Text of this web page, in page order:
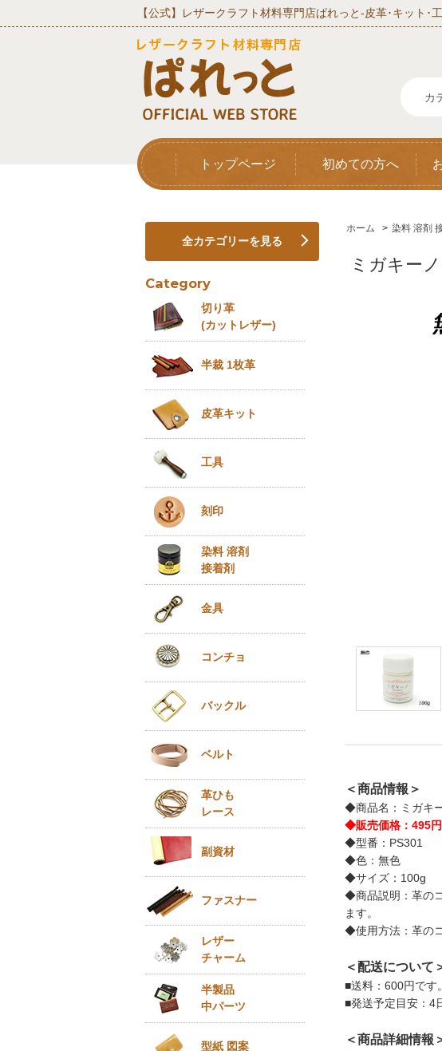
【公式】レザークラフト材料専門店ぱれっと‐皮革･キット･
トップページ 初めての方へ
ホーム > 染料 溶剤
ミガキー
＜商品情報＞
◆商品名：ミガキ
◆販売価格：495円
◆型番：PS301
◆色：無色
◆サイズ：100g
◆商品説明：革の
ます。
◆使用方法：革の
＜配送について
■送料：600円です
■発送予定目安：4
＜商品詳細情報
全カテゴリーを見る
Category
切り革
(カットレザー)
半裁 1枚革
皮革キット
工具
刻印
染料 溶剤
接着剤
金具
コンチョ
バックル
ベルト
革ひも
レース
副資材
ファスナー
レザー
チャーム
半製品
中パーツ
型紙 図案